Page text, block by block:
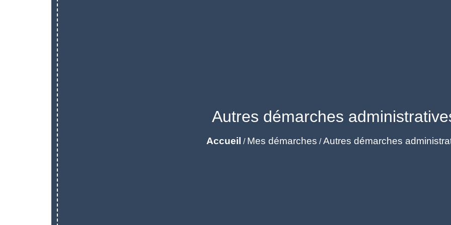
Autres démarches
Accueil / Mes démarches /Autres démarches